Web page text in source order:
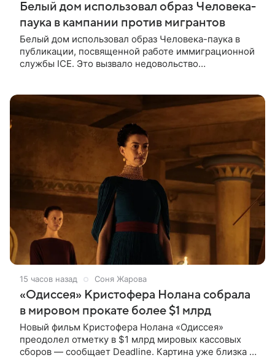
Белый дом использовал образ Человека-
паука в кампании против мигрантов
Белый дом использовал образ Человека-паука в
публикации, посвященной работе иммиграционной
службы ICE. Это вызвало недовольство
15 часов назад Соня Жарова
«Одиссея» Кристофера Нолана собрала
в мировом прокате более $1 млрд
Новый фильм Кристофера Нолана «Одиссея»
преодолел отметку в $1 млрд мировых кассовых
сборов — сообщает Deadline. Картина уже близка к